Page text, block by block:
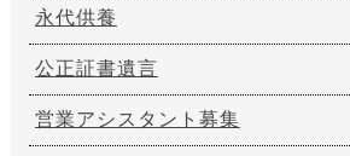
永代供養
公正証書遺言
営業アシスタント募集